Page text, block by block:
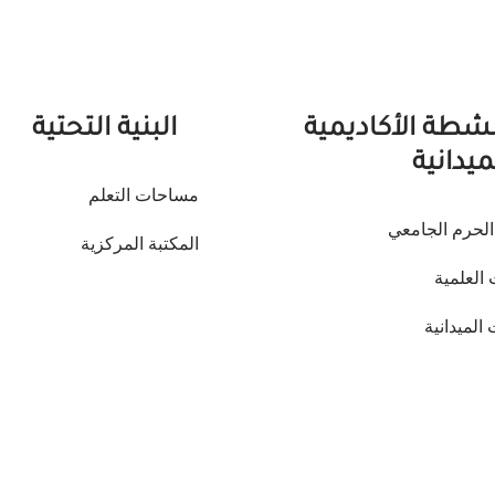
الأكاديمية
الجامعي
العلمية
الميدانية
البنية التحتية
مساحات التعلم
المكتبة المركزية